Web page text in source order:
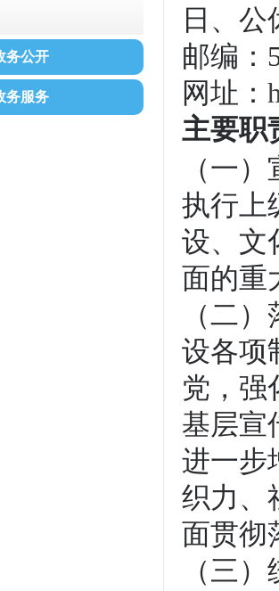
务公开
务服务
日、
邮编：
网址：
主要职
（一
执行上
设、文
面的
（二
设各项
党，强
基层宣
进一步
织力、
面贯
（三